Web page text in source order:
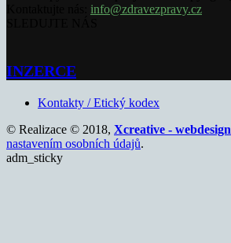
info@zdravezpravy.cz
INZERCE
Kontakty / Etický kodex
© Realizace © 2018, Xcreative - webdesign
nastavením osobních údajů.
adm_sticky